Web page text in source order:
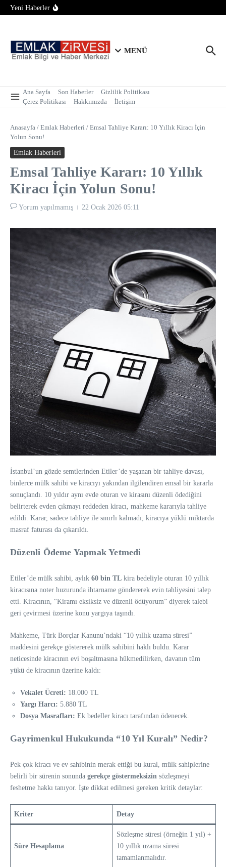
İçeriğe atla
Yeni Haberler
Bungalov İçin 2 Hektar Sınırı Geldi!
MENÜ
Ana Sayfa Son Haberler
Gizlilik Politikası
Çerez Politikası
Hakkımızda İletişim
Anasayfa / Emlak Haberleri / Emsal Tahliye Kararı: 10 Yıllık Kiracı İçin
Yolun Sonu!
Emlak Haberleri
Emsal Tahliye Kararı: 10 Yıllık
Kiracı İçin Yolun Sonu!
Yorum yapılmamış 22 Ocak 2026 05:11
İstanbul’un gözde semtlerinden Etiler’de yaşanan bir tahliye davası,
binlerce mülk sahibi ve kiracıyı yakından ilgilendiren emsal bir kararla
sonuçlandı. 10 yıldır aynı evde oturan ve kirasını düzenli ödediğini
belirterek evden çıkmayı reddeden kiracı, mahkeme kararıyla tahliye
edildi. Karar, sadece tahliye ile sınırlı kalmadı; kiracıya yüklü miktarda
masraf faturası da çıkarıldı.
Düzenli Ödeme Yapmak Yetmedi
Etiler’de mülk sahibi, aylık 60 bin TL kira bedeliyle oturan 10 yıllık
kiracısına noter huzurunda ihtarname göndererek evin tahliyesini talep
etti. Kiracının, “Kiramı eksiksiz ve düzenli ödüyorum” diyerek talebi
geri çevirmesi üzerine konu yargıya taşındı.
Mahkeme, Türk Borçlar Kanunu’ndaki “10 yıllık uzama süresi”
maddesini gerekçe göstererek mülk sahibini haklı buldu. Karar
neticesinde kiracının evi boşaltmasına hükmedilirken, davanın tüm
yükü de kiracının üzerine kaldı:
Vekalet Ücreti: 18.000 TL
Yargı Harcı: 5.880 TL
Dosya Masrafları: Ek bedeller kiracı tarafından ödenecek.
Gayrimenkul Hukukunda “10 Yıl Kuralı” Nedir?
Pek çok kiracı ve ev sahibinin merak ettiği bu kural, mülk sahiplerine
belirli bir sürenin sonunda gerekçe göstermeksizin sözleşmeyi
feshetme hakkı tanıyor. İşte dikkat edilmesi gereken kritik detaylar:
Kriter Detay
Süre Hesaplama
Sözleşme süresi (örneğin 1 yıl) +
10 yıllık uzama süresi
tamamlanmalıdır.